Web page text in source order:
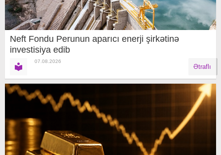
Neft Fondu Perunun aparıcı enerji şirkətinə
investisiya edib
07.08.2026
Ətraflı